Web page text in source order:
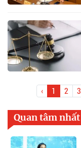
‹ 1 2 3
Quan tâm nhất